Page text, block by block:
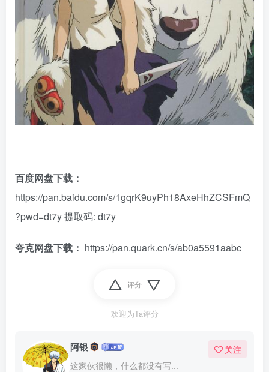
百度网盘下载：
https://pan.baidu.com/s/1gqrK9uyPh18AxeHhZCSFmQ
?pwd=dt7y提取码: dt7y
夸克网盘下载： https://pan.quark.cn/s/ab0a5591aabc
评分
欢迎为Ta评分
阿银
这家伙很懒，什么都没有写...
关注